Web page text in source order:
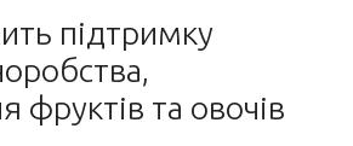
підтримку
фруктів та овочів